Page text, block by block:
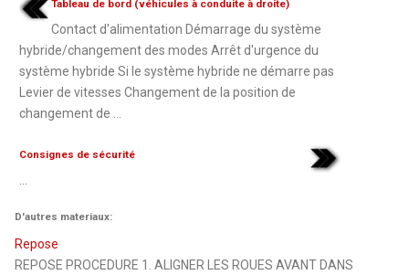
Tableau de bord (véhicules à conduite à droite)
Contact d'alimentation Démarrage du système
hybride/changement des modes Arrêt d'urgence du
système hybride Si le système hybride ne démarre pas
Levier de vitesses Changement de la position de
changement de ...
Consignes de sécurité
...
D'autres materiaux:
Repose
REPOSE PROCEDURE 1. ALIGNER LES ROUES AVANT DANS